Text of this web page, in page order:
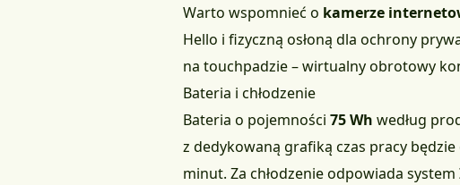
Warto wspomnieć o kamerze
Hello i fizyczną osłoną dla ochrony
na touchpadzie – wirtualny obrotowy
Bateria i chłodzenie
Bateria o pojemności 75 Wh według
z dedykowaną grafiką czas pracy będzie
minut. Za chłodzenie odpowiada system